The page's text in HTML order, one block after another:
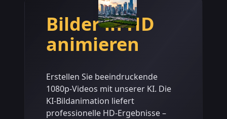
Bilder in HD
animieren
Erstellen Sie beeindruckende
1080p-Videos mit unserer KI. Die
KI-Bildanimation liefert
professionelle HD-Ergebnisse –